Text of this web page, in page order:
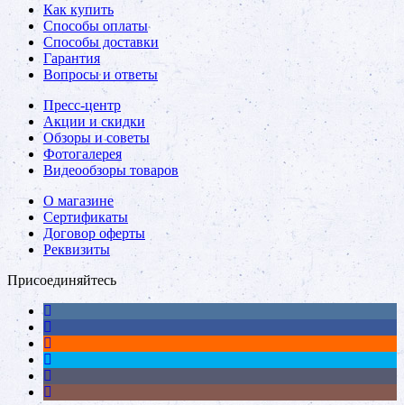
Как купить
Способы оплаты
Способы доставки
Гарантия
Вопросы и ответы
Пресс-центр
Акции и скидки
Обзоры и советы
Фотогалерея
Видеообзоры товаров
О магазине
Сертификаты
Договор оферты
Реквизиты
Присоединяйтесь